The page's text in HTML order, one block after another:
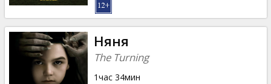
Няня
The Turning
1час 34мин